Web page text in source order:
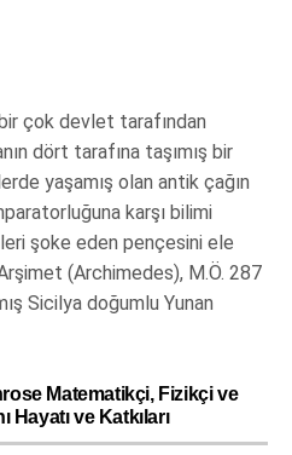
çok devlet tarafından
dört tarafına taşımış bir
yaşamış olan antik çağın
karşı bilimi
şoke eden pençesini ele
(Archimedes), M.Ö. 287
Sicilya doğumlu Yunan
Matematikçi, Fizikçi ve
Hayatı ve Katkıları